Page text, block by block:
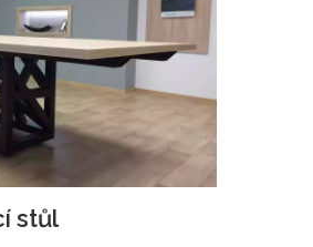
stůl